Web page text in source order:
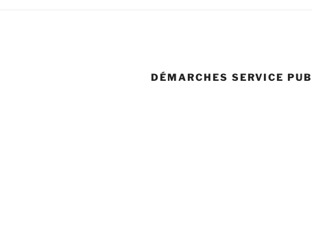
DÉMARCHES SERVICE